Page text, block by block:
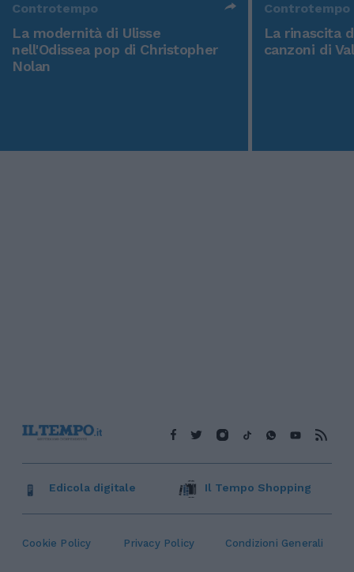
Controtempo
La modernità di Ulisse
nell'Odissea pop di Christopher
Nolan
Controtempo
La rinascita
canzoni di
Cookie Policy Privacy Policy Condizioni Generali
Edicola digitale Il Tempo Shopping